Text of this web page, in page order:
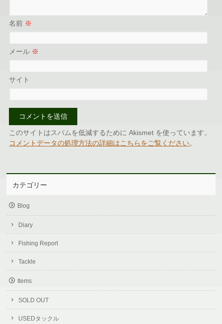
名前 ※
メール ※
サイト
このサイトはスパムを低減するために Akismet を使っています。
コメントデータの処理方法の詳細はこちらをご覧ください。
カテゴリー
Blog
Diary
Fishing Report
Tackle
Items
SOLD OUT
USEDタックル